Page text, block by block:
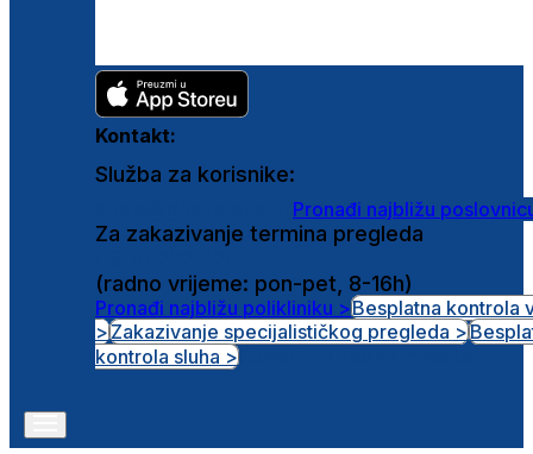
Kontakt:
Služba za korisnike:
Pronađi najbližu
Za zakazivanje termina pregleda
(radno vrijeme: pon-pet, 8-16h)
Pronađi najbližu polikliniku >Besplatna kontrola
>Zakazivanje specijalističkog pregleda >
kontrola sluha >